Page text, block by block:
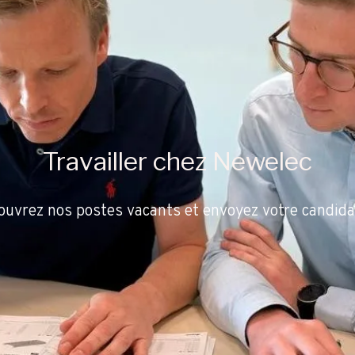
Travailler chez Newelec
nos postes vacants et envoyez votre